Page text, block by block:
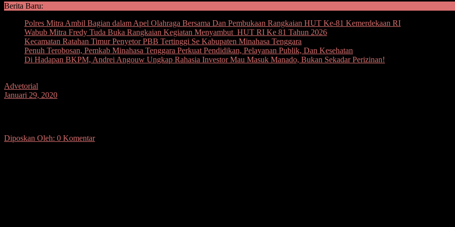
Berita Baru:
Polres Mitra Ambil Bagian dalam Apel Olahraga Bersama Dan Pembukaan Rangkaian HUT Ke-81 Kemerdekaan RI
Wabub Mitra Fredy Tuda Buka Rangkaian Kegiatan Menyambut HUT RI Ke 81 Tahun 2026
Kecamatan Ratahan Timur Penyetor PBB Tertinggi Se Kabupaten Minahasa Tenggara
Penuh Terobosan, Pemkab Minahasa Tenggara Perkuat Pendidikan, Pelayanan Publik, Dan Kesehatan
Di Hadapan BKPM, Andrei Angouw Ungkap Rahasia Investor Mau Masuk Manado, Bukan Sekadar Perizinan!
Advetorial
Januari 29, 2020
Diposkan Oleh: 0 Komentar